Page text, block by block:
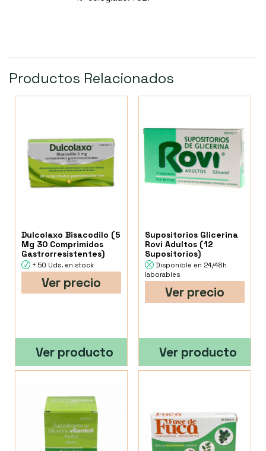
Productos Relacionados
Dulcolaxo Bisacodilo (5
Mg 30 Comprimidos
Gastrorresistentes)
+ 50 Uds. en stock
Ver precio
Ver producto
Supositorios Glicerina
Rovi Adultos (12
Supositorios)
Disponible en 24/48h
laborables
Ver precio
Ver producto